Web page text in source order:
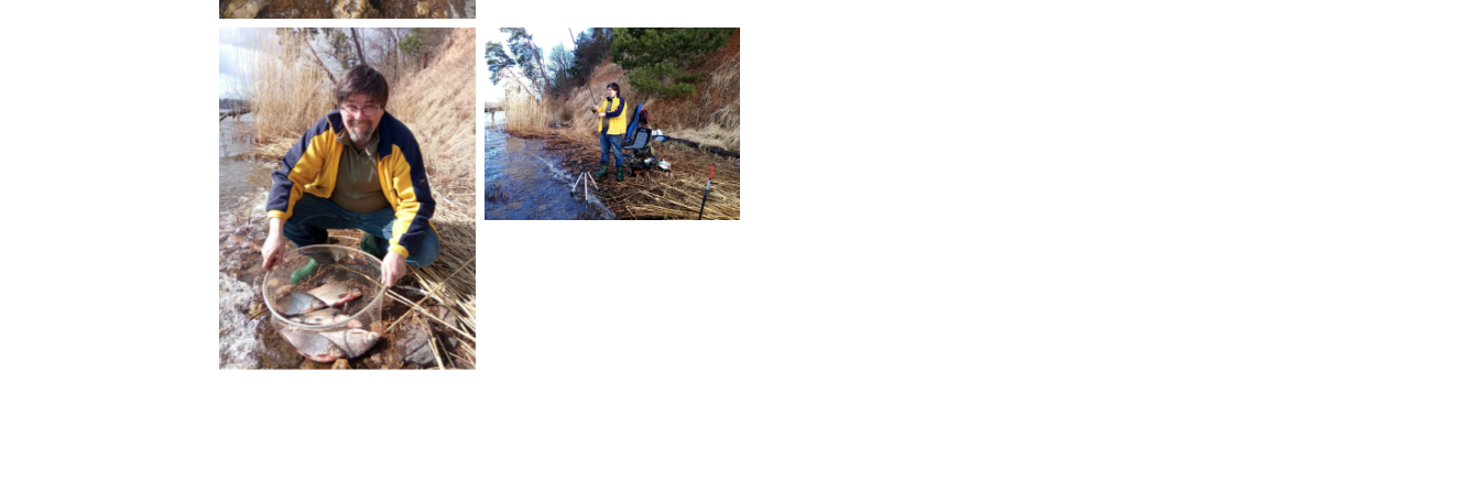
No Caption
No Caption